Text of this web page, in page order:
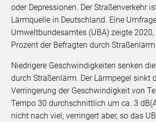
oder Depressionen. Der Straßenverkehr
Lärmquelle in Deutschland. Eine
Umweltbundesamtes (UBA) zeigte
Prozent der Befragten durch
Niedrigere Geschwindigkeiten senken
durch Straßenlärm. Der Lärmpegel sinkt
Verringerung der Geschwindigkeit von
Tempo 30 durchschnittlich um ca. 3
nicht nach viel, verringert aber, so das